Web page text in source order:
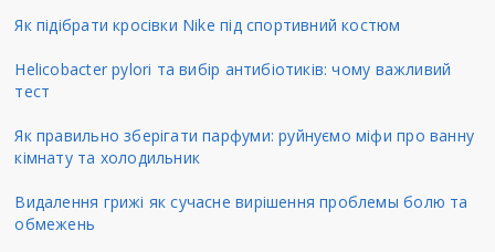
Як підібрати кросівки Nike під спортивний костюм
Helicobacter pylori та вибір антибіотиків: чому важливий
тест
Як правильно зберігати парфуми: руйнуємо міфи про ванну
кімнату та холодильник
Видалення грижі як сучасне вирішення проблемы болю та
обмежень